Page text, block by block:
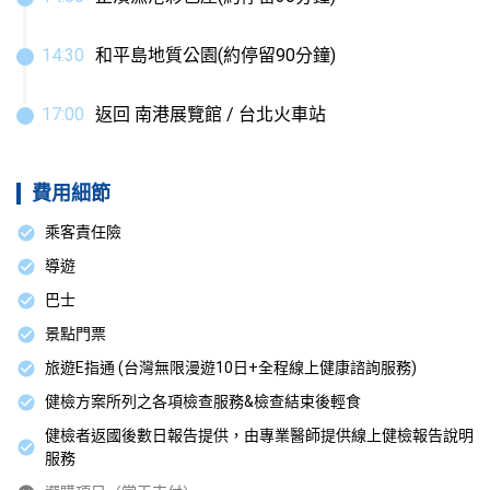
14:30 和平島地質公園(約停留90分鐘)
17:00 返回 南港展覽館 / 台北火車站
費用細節
乘客責任險
導遊
巴士
景點門票
旅遊E指通 (台灣無限漫遊10日+全程線上健康諮詢服務)
健檢方案所列之各項檢查服務&檢查結束後輕食
健檢者返國後數日報告提供，由專業醫師提供線上健檢報告說明
服務